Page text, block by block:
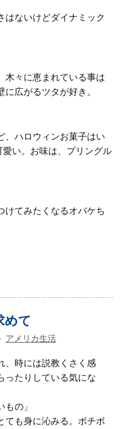
はないけどダイナミック
木々に恵まれている事は
広がるツタが好き。
、ハロウィンお菓子はい
愛い。お味は、プリングル
けてみたくなるオバケち
めて
アメリカ生活
、時には説教くさく感
ったりしている気にな
の」
ても身に沁みる。ボチボ